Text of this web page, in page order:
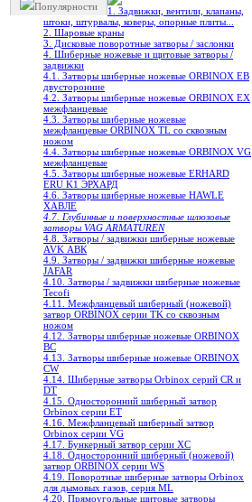
Популярности
1. Задвижки, вентили, клапаны,
штоки, штурвалы, коверы, опорные плиты...
2. Шаровые краны
3. Дисковые поворотные затворы / заслонки
4. Шиберные ножевые и щитовые затворы /
задвижки
4.1. Затворы шиберные ножевые ORBINOX EB
двусторонние
4.2. Затворы шиберные ножевые ORBINOX EX
межфланцевые
4.3. Затворы шиберные ножевые
межфланцевые ORBINOX TL со сквозным
ножом
4.4. Затворы шиберные ножевые ORBINOX VG
межфланцевые
4.5. Затворы шиберные ножевые ERHARD
ERU K1 ЭРХАРД
4.6. Затворы шиберные ножевые HAWLE
ХАВЛЕ
4.7. Глубинные и поверхностные шлюзовые
затворы VAG ARMATUREN
4.8. Затворы / задвижки шиберные ножевые
AVK АВК
4.9. Затворы / задвижки шиберные ножевые
JAFAR
4.10. Затворы / задвижки шиберные ножевые
Tecofi
4.11. Межфланцевый шиберный (ножевой)
затвор ORBINOX серии TK со сквозным
ножом
4.12. Затворы шиберные ножевые ORBINOX
BC
4.13. Затворы шиберные ножевые ORBINOX
CW
4.14. Шиберные затворы Orbinox серий CR и
DT
4.15. Односторонний шиберный затвор
Orbinox серии ET
4.16. Межфланцевый шиберный затвор
Orbinox серии VG
4.17. Бункерный затвор серии XC
4.18. Односторонний шиберный (ножевой)
затвор ORBINOX серии WS
4.19. Поворотные шиберные затворы Orbinox
для дымовых газов, серия ML
4.20. Прямоугольные щитовые затворы